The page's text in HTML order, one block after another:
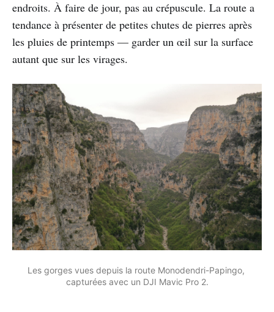
endroits. À faire de jour, pas au crépuscule. La route a
tendance à présenter de petites chutes de pierres après
les pluies de printemps — garder un œil sur la surface
autant que sur les virages.
Les gorges vues depuis la route Monodendri-Papingo,
capturées avec un DJI Mavic Pro 2.